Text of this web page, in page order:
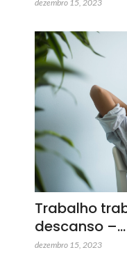
dezembro 15, 2023
Trabalho
descanso –…
dezembro 15, 2023